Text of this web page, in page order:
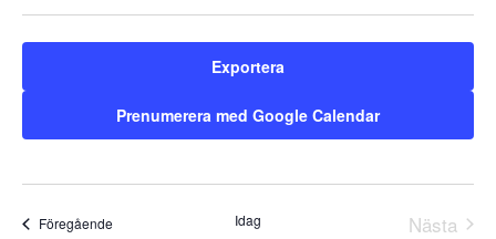
datum.
Exportera
Prenumerera med Google Calendar
Föregående Idag
Nästa